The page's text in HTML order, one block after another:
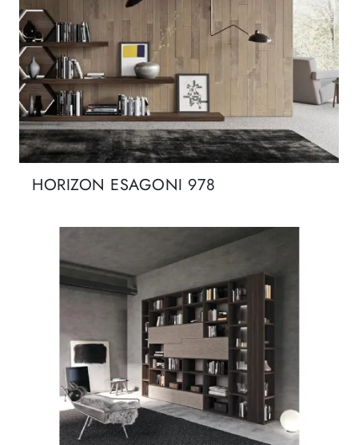
HORIZON ESAGONI 978